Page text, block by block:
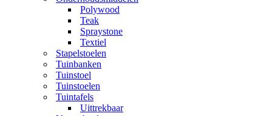
Polywood
Teak
Spraystone
Textiel
Stapelstoelen
Tuinbanken
Tuinstoel
Tuinstoelen
Tuintafels
Uittrekbaar